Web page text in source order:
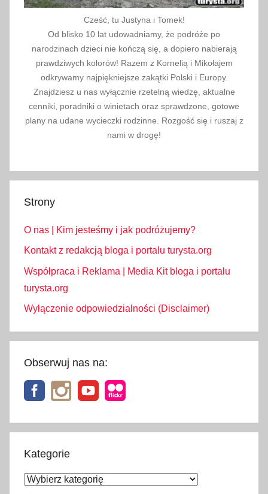
Cześć, tu Justyna i Tomek!
Od blisko 10 lat udowadniamy, że podróże po
narodzinach dzieci nie kończą się, a dopiero nabierają
prawdziwych kolorów! Razem z Kornelią i Mikołajem
odkrywamy najpiękniejsze zakątki Polski i Europy.
Znajdziesz u nas wyłącznie rzetelną wiedzę, aktualne
cenniki, poradniki o winietach oraz sprawdzone, gotowe
plany na udane wycieczki rodzinne. Rozgość się i ruszaj z
nami w drogę!
Strony
O nas | Kim jesteśmy i jak podróżujemy?
Kontakt z redakcją bloga i portalu turysta.org
Współpraca i Reklama | Media Kit bloga i portalu
turysta.org
Wyłączenie odpowiedzialności (Disclaimer)
Obserwuj nas na:
Kategorie
Kategorie